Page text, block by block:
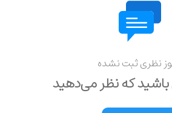
نظری ثبت نشده
باشید که نظر می‌دهید